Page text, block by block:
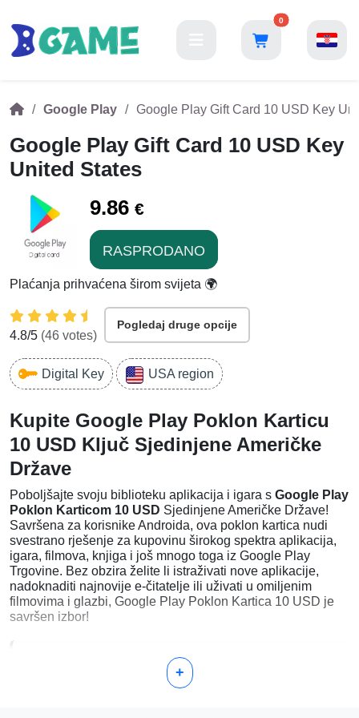
0
Google Play Google Play Gift Card 10 USD Key
Google Play Gift Card 10 USD Key
United States
9.86 €
RASPRODANO
Plaćanja prihvaćena širom svijeta 🌍
4.8/5 (46 votes)
Pogledaj druge opcije
Digital Key USA region
Kupite Google Play Poklon Karticu
10 USD Ključ Sjedinjene Američke
Države
Poboljšajte svoju biblioteku aplikacija i igara s Google Play
Poklon Karticom 10 USD Sjedinjene Američke Države!
Savršena za korisnike Androida, ova poklon kartica nudi
svestrano rješenje za kupovinu širokog spektra aplikacija,
igara, filmova, knjiga i još mnogo toga iz Google Play
Trgovine. Bez obzira želite li istraživati nove aplikacije,
nadoknaditi najnovije e-čitatelje ili uživati u omiljenim
filmovima i glazbi, Google Play Poklon Kartica 10 USD je
savršen izbor!
Zašto odabrati Google Play Poklon Karticu 10
+